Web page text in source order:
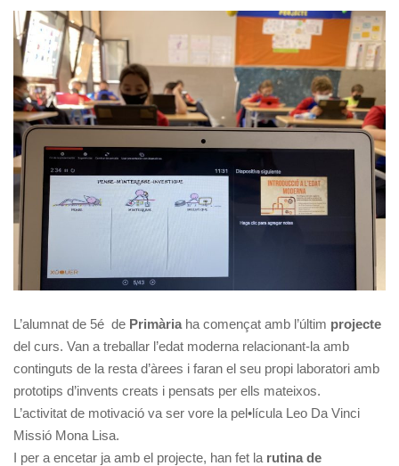
L’alumnat de 5é de Primària ha començat amb l’últim projecte
del curs. Van a treballar l’edat moderna relacionant-la amb
continguts de la resta d’àrees i faran el seu propi laboratori amb
prototips d’invents creats i pensats per ells mateixos.
L’activitat de motivació va ser vore la pel•lícula Leo Da Vinci
Missió Mona Lisa.
I per a encetar ja amb el projecte, han fet la rutina de